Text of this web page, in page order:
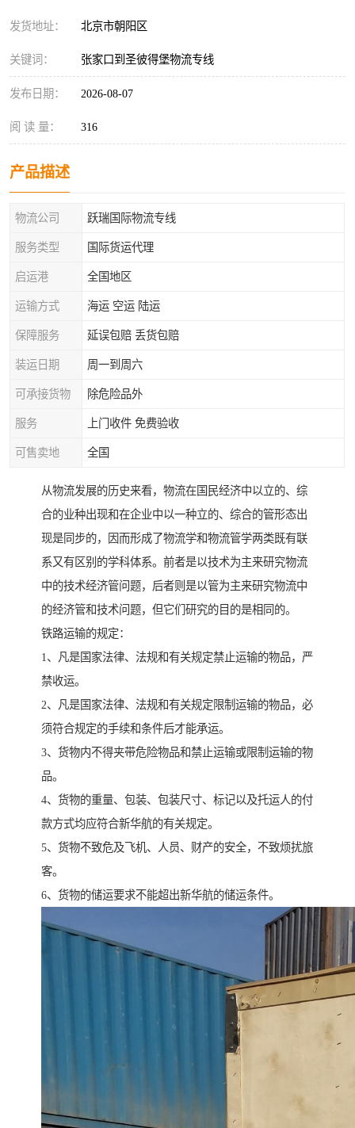
发货地址： 北京市朝阳区
关键词： 张家口到圣彼得堡物流专线
发布日期： 2026-08-07
阅 读 量： 316
产品描述
物流公司 跃瑞国际物流专线
服务类型 国际货运代理
启运港 全国地区
运输方式 海运 空运 陆运
保障服务 延误包赔 丢货包赔
装运日期 周一到周六
可承接货物 除危险品外
服务 上门收件 免费验收
可售卖地 全国
从物流发展的历史来看，物流在国民经济中以立的、综
合的业种出现和在企业中以一种立的、综合的管形态出
现是同步的，因而形成了物流学和物流管学两类既有联
系又有区别的学科体系。前者是以技术为主来研究物流
中的技术经济管问题，后者则是以管为主来研究物流中
的经济管和技术问题，但它们研究的目的是相同的。
铁路运输的规定：
1、凡是国家法律、法规和有关规定禁止运输的物品，严
禁收运。
2、凡是国家法律、法规和有关规定限制运输的物品，必
须符合规定的手续和条件后才能承运。
3、货物内不得夹带危险物品和禁止运输或限制运输的物
品。
4、货物的重量、包装、包装尺寸、标记以及托运人的付
款方式均应符合新华航的有关规定。
5、货物不致危及飞机、人员、财产的安全，不致烦扰旅
客。
6、货物的储运要求不能超出新华航的储运条件。